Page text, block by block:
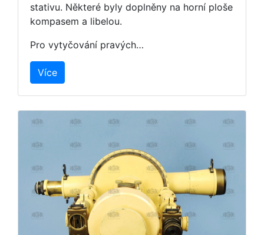
stativu. Některé byly doplněny na horní ploše
kompasem a libelou.
Pro vytyčování pravých…
Více